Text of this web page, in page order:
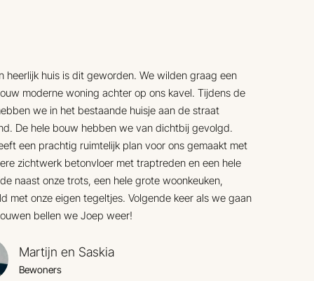
heerlijk huis is dit geworden. We wilden graag een
moderne woning achter op ons kavel. Tijdens de
we in het bestaande huisje aan de straat
De hele bouw hebben we van dichtbij gevolgd.
een prachtig ruimtelijk plan voor ons gemaakt met
zichtwerk betonvloer met traptreden en een hele
naast onze trots, een hele grote woonkeuken,
met onze eigen tegeltjes. Volgende keer als we gaan
bellen we Joep weer!
Martijn en Saskia
Bewoners